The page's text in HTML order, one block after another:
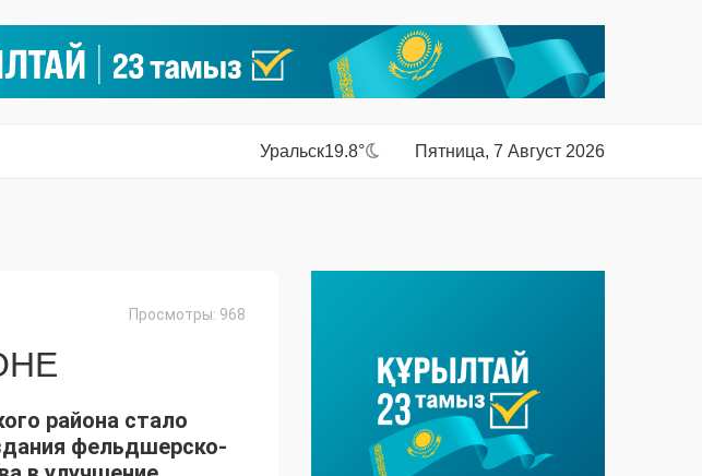
Уральск19.8° Пятница, 7 Август 2026
Просмотры: 968
района стало
фельдшерско-